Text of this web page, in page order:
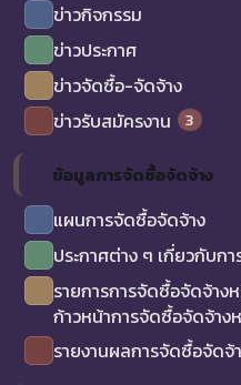
ข่าวกิจกรรม
ข่าวประกาศ
ข่าวจัดซื้อ-จัดจ้าง
ข่าวรับสมัครงาน
3
ข้อมูลการจัดซื้อจัดจ้าง
แผนการจัดซื้อจัดจ้าง
ประกาศต่าง ๆ เกี่ยวกับ
รายการการจัดซื้อจัดจ้าง
ก้าวหน้าการจัดซื้อจัดจ้า
รายงานผลการจัดซื้อจัดจ้